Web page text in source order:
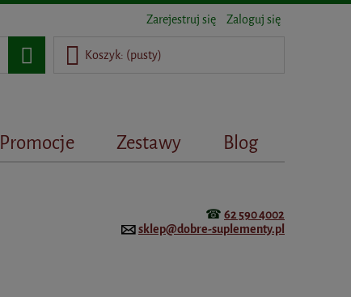
Zarejestruj się Zaloguj się
Koszyk: (pusty)
Promocje Zestawy
Blog
☎ 62 590 4002
sklep@dobre-suplementy.pl